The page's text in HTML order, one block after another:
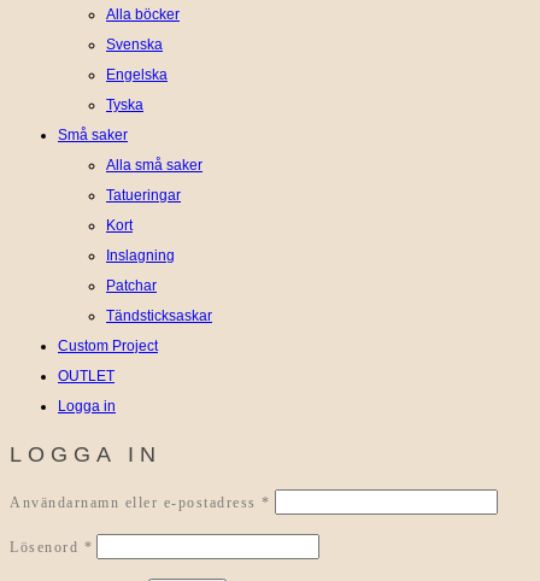
Alla böcker
Svenska
Engelska
Tyska
Små saker
Alla små saker
Tatueringar
Kort
Inslagning
Patchar
Tändsticksaskar
Custom Project
OUTLET
Logga in
LOGGA IN
Användarnamn eller e-postadress *
Lösenord *